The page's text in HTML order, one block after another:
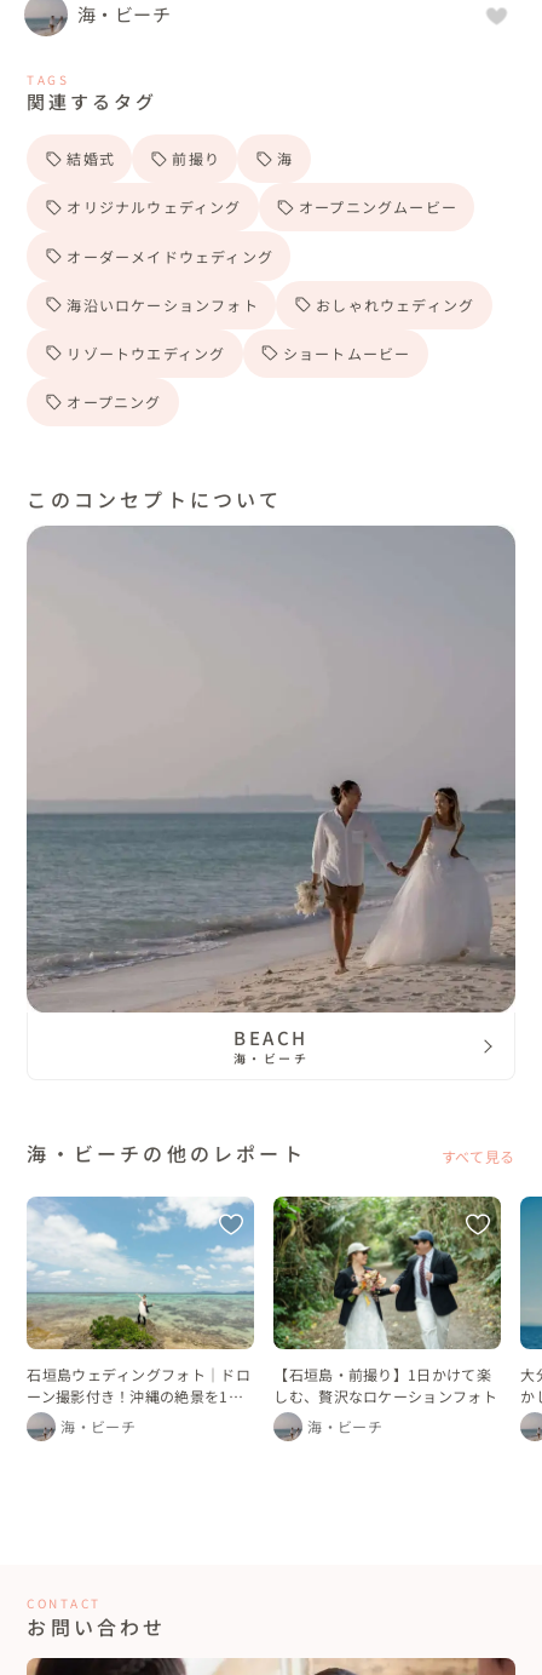
海・ビーチ
TAGS
関連するタグ
結婚式 前撮り 海
オリジナルウェディング オープニングムービー
オーダーメイドウェディング
海沿いロケーションフォト おしゃれウェディング
リゾートウエディング ショートムービー
オープニング
このコンセプトについて
BEACH
海・ビーチ
海・ビーチの他のレポート すべて見る
石垣島ウェディングフォト｜ドロ
ーン撮影付き！沖縄の絶景を1日
かけて巡るフォトプラン
海・ビーチ
【石垣島・前撮り】1日かけて楽
しむ、贅沢なロケーションフォト
海・ビーチ
大
か
CONTACT
お問い合わせ